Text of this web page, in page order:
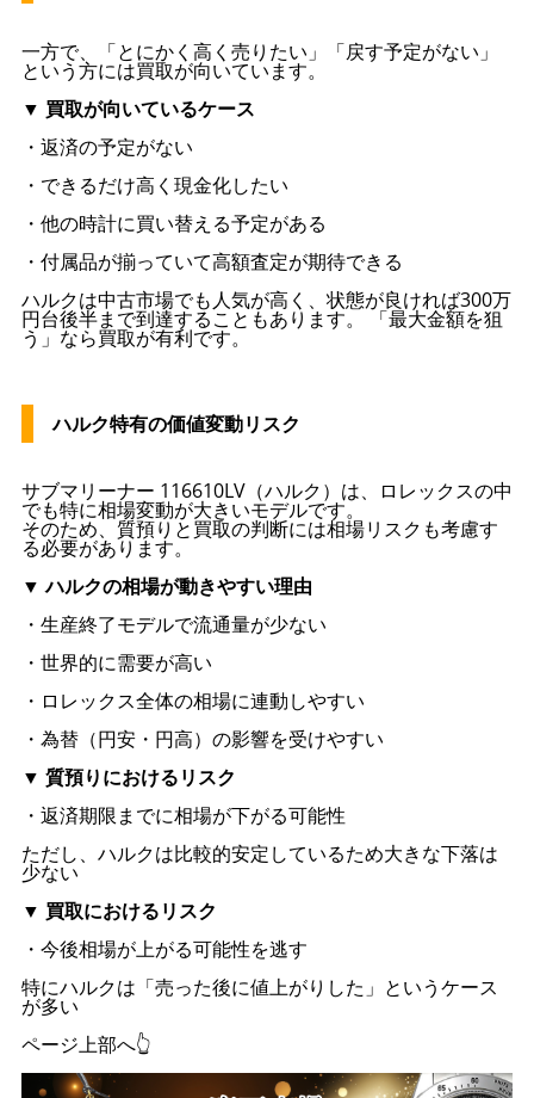
一方で、「とにかく高く売りたい」「戻す予定がない」
という方には買取が向いています。
▼ 買取が向いているケース
・返済の予定がない
・できるだけ高く現金化したい
・他の時計に買い替える予定がある
・付属品が揃っていて高額査定が期待できる
ハルクは中古市場でも人気が高く、状態が良ければ300万
円台後半まで到達することもあります。 「最大金額を狙
う」なら買取が有利です。
ハルク特有の価値変動リスク
サブマリーナー 116610LV（ハルク）は、ロレックスの中
でも特に相場変動が大きいモデルです。
そのため、質預りと買取の判断には相場リスクも考慮す
る必要があります。
▼ ハルクの相場が動きやすい理由
・生産終了モデルで流通量が少ない
・世界的に需要が高い
・ロレックス全体の相場に連動しやすい
・為替（円安・円高）の影響を受けやすい
▼ 質預りにおけるリスク
・返済期限までに相場が下がる可能性
ただし、ハルクは比較的安定しているため大きな下落は
少ない
▼ 買取におけるリスク
・今後相場が上がる可能性を逃す
特にハルクは「売った後に値上がりした」というケース
が多い
ページ上部へ👆